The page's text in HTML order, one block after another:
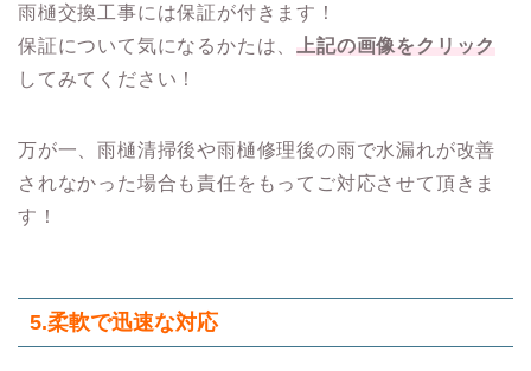
雨樋交換工事には保証が付きます！
保証について気になるかたは、
上記の画像をクリック
してみてください！
万が一、雨樋清掃後や雨樋修理後の雨で水漏れが改善
されなかった場合も責任をもってご対応させて頂きま
す！
5.柔軟で迅速な対応